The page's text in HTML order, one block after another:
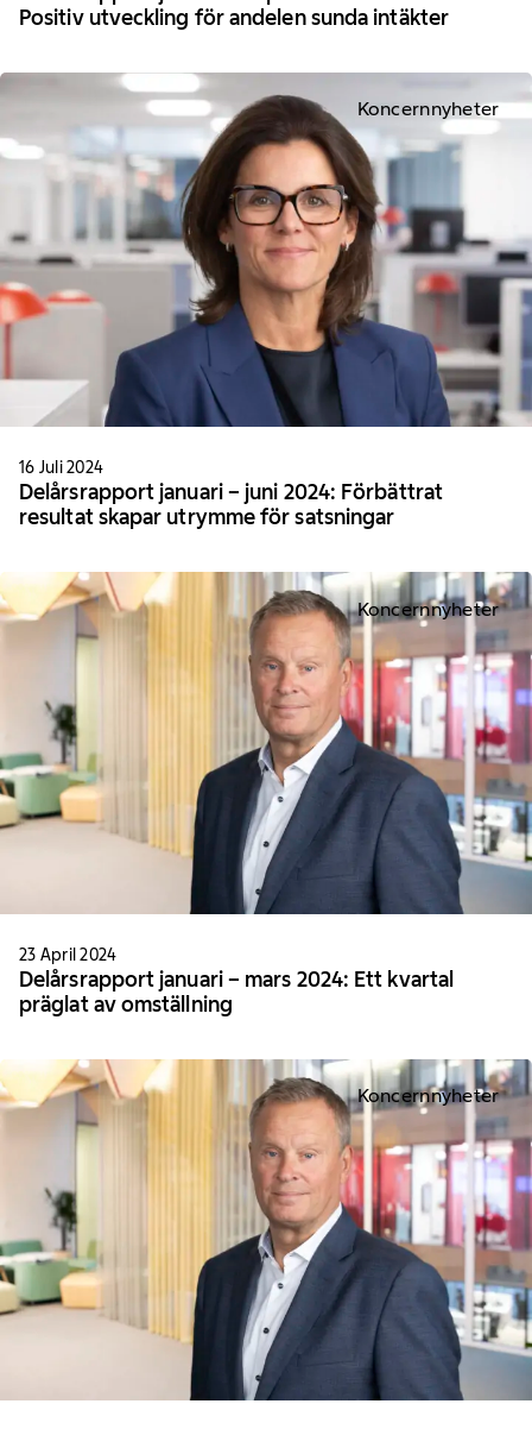
Positiv utveckling för andelen sunda intäkter
Koncernnyheter
16 Juli 2024
Delårsrapport januari – juni 2024: Förbättrat
resultat skapar utrymme för satsningar
Koncernnyheter
23 April 2024
Delårsrapport januari – mars 2024: Ett kvartal
präglat av omställning
Koncernnyheter